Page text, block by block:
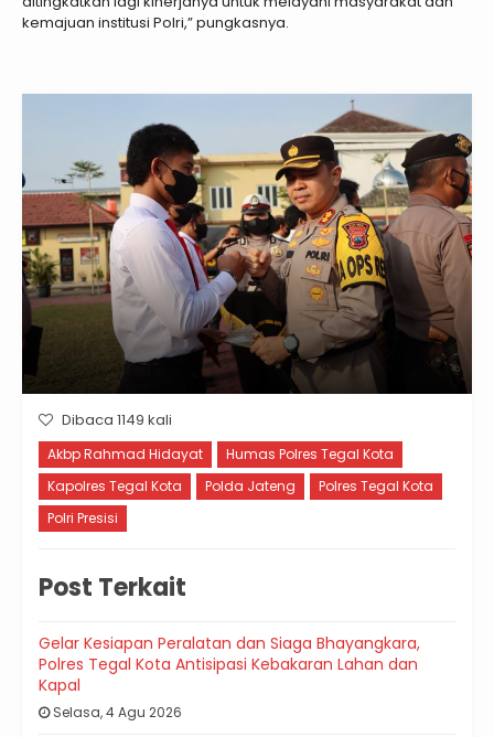
kemajuan institusi Polri,” pungkasnya.
Dibaca 1149 kali
Akbp Rahmad Hidayat
Humas Polres Tegal Kota
Kapolres Tegal Kota
Polda Jateng
Polres Tegal Kota
Polri Presisi
Post Terkait
Gelar Kesiapan Peralatan dan Siaga Bhayangkara,
Polres Tegal Kota Antisipasi Kebakaran Lahan dan
Kapal
Selasa, 4 Agu 2026